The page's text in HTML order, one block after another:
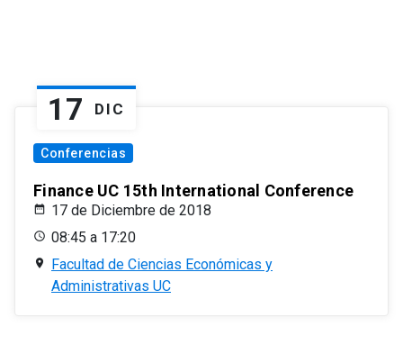
17 DIC
Conferencias
Finance UC 15th International Conference
17 de Diciembre de 2018
08:45 a 17:20
Facultad de Ciencias Económicas y
Administrativas UC